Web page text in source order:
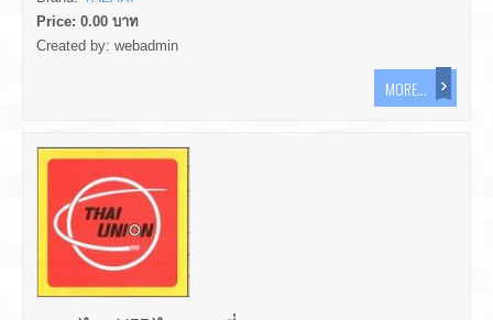
Price: 0.00 บาท
Created by: webadmin
MORE...